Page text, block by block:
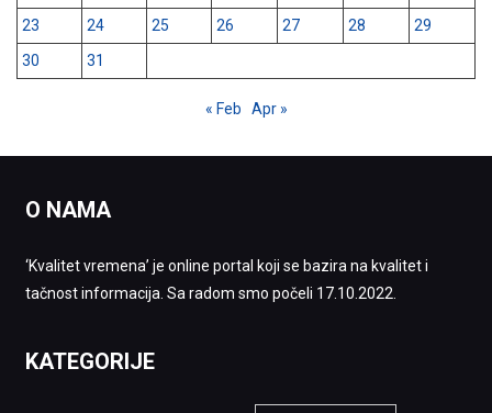
23
24 25 26 27 28
29
30
31
« Feb Apr »
O NAMA
‘Kvalitet vremena’ je online portal koji se bazira na kvalitet i
tačnost informacija. Sa radom smo počeli 17.10.2022.
KATEGORIJE